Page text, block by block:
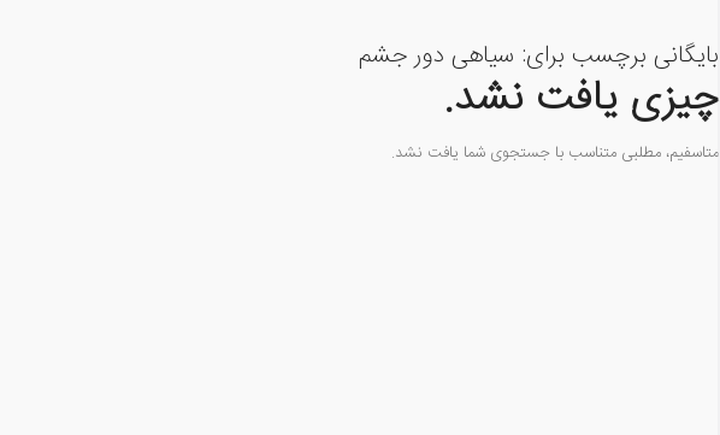
بایگانی برچسب برای: سیاهی دور جشم
چیزی یافت نشد.
متاسفیم، مطلبی متناسب با جستجوی شما یافت نشد.